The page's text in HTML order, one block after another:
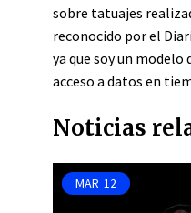
sobre tatuajes
reconocido por el
ya que soy un
acceso a datos en
Noticias
MAR 12